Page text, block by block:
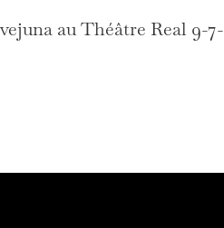
au Théâtre Real 9-7-